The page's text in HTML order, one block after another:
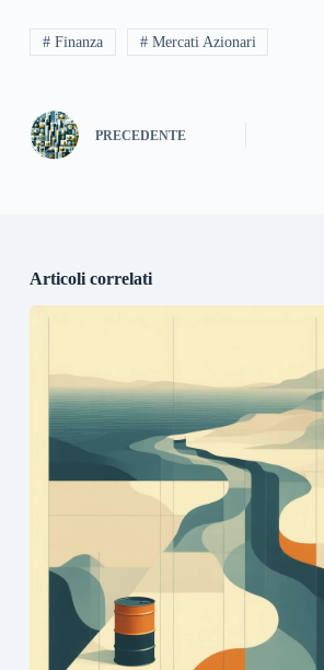
# Finanza # Mercati Azionari
PRECEDENTE
Articoli correlati